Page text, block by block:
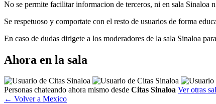
No se permite facilitar informacion de terceros, ni en sala Sinaloa
Se respetuoso y comportate con el resto de usuarios de forma
En caso de dudas dirigete a los moderadores de la sala Sinaloa
Ahora en la sala
Personas chateando ahora mismo desde Citas Sinaloa Ver otras
← Volver a Mexico